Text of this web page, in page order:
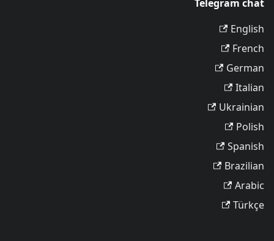
Telegram chat
English
French
German
Italian
Ukrainian
Polish
Spanish
Brazilian
Arabic
Türkçe